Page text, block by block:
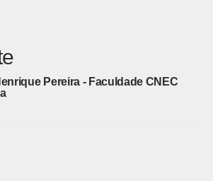
Pereira - Faculdade CNEC